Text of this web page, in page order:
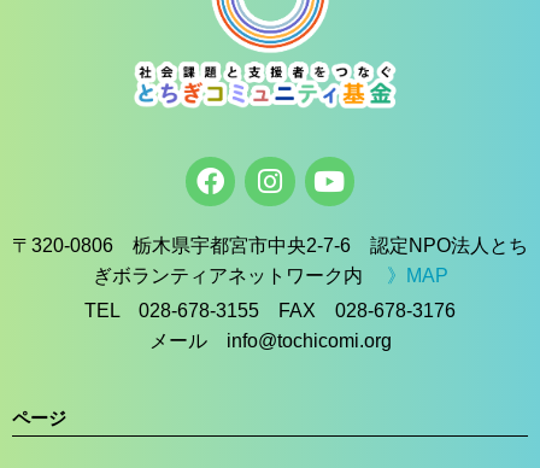
〒320-0806 栃木県宇都宮市中央2-7-6 認定NPO法人とち
ぎボランティアネットワーク内 》MAP
TEL 028-678-3155 FAX 028-678-3176
メール info@tochicomi.org
ページ